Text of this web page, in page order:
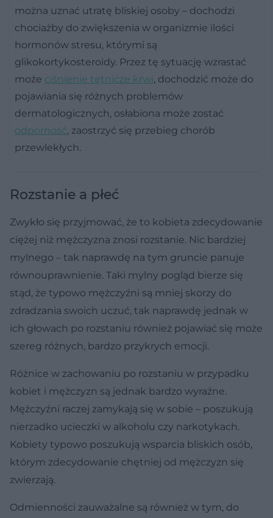
można uznać utratę bliskiej osoby – dochodzi
chociażby do zwiększenia w organizmie ilości
hormonów stresu, którymi są
glikokortykosteroidy. Przez tę sytuację wzrastać
może ciśnienie tętnicze krwi, dochodzić może do
pojawiania się różnych problemów
dermatologicznych, osłabiona może zostać
odporność, zaostrzyć się przebieg chorób
przewlekłych.
Rozstanie a płeć
Zwykło się przyjmować, że to kobieta zdecydowanie
ciężej niż mężczyzna znosi rozstanie. Nic bardziej
mylnego – tak naprawdę na tym gruncie panuje
równouprawnienie. Taki mylny pogląd bierze się
stąd, że typowo mężczyźni są mniej skorzy do
zdradzania swoich uczuć, tak naprawdę jednak w
ich głowach po rozstaniu również pojawiać się może
szereg różnych, bardzo przykrych emocji.
Różnice w zachowaniu po rozstaniu w przypadku
kobiet i mężczyzn są jednak bardzo wyraźne.
Mężczyźni raczej zamykają się w sobie – poszukują
nierzadko ucieczki w alkoholu czy narkotykach.
Kobiety typowo poszukują wsparcia bliskich osób,
którym zdecydowanie chętniej od mężczyzn się
zwierzają.
Odmienności zauważalne są również w tym, do